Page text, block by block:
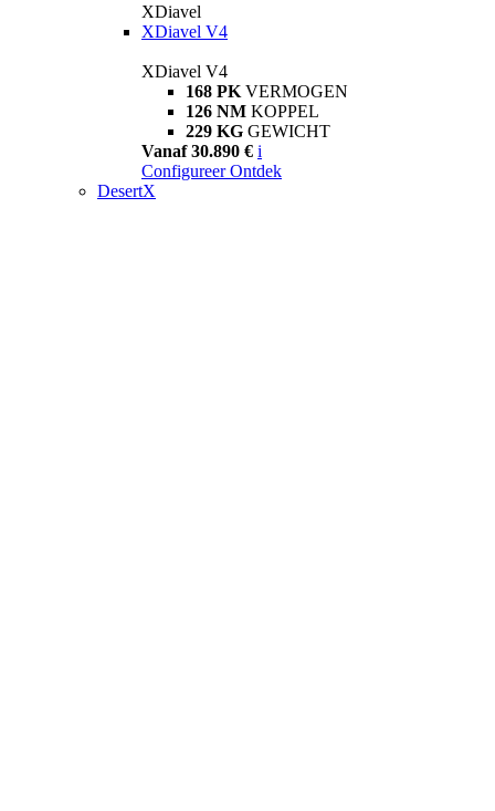
XDiavel
XDiavel V4
XDiavel V4
168 PK VERMOGEN
126 NM KOPPEL
229 KG GEWICHT
Vanaf 30.890 € i
Configureer Ontdek
DesertX